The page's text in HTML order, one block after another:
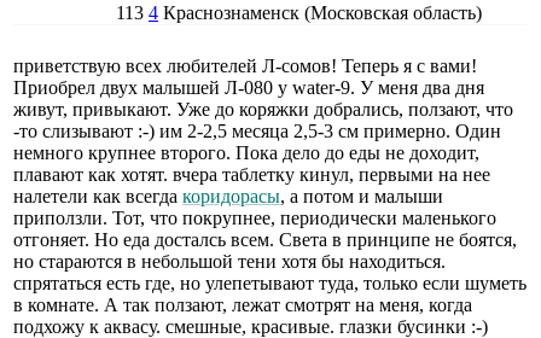
113 4 Краснознаменск (Московская область)
приветствую всех любителей Л-сомов! Теперь я с вами!
Приобрел двух малышей Л-080 у water-9. У меня два дня
живут, привыкают. Уже до коряжки добрались, ползают, что
-то слизывают :-) им 2-2,5 месяца 2,5-3 см примерно. Один
немного крупнее второго. Пока дело до еды не доходит,
плавают как хотят. вчера таблетку кинул, первыми на нее
налетели как всегда коридорасы, а потом и малыши
приползли. Тот, что покрупнее, периодически маленького
отгоняет. Но еда досталсь всем. Света в принципе не боятся,
но стараются в небольшой тени хотя бы находиться.
спрятаться есть где, но улепетывают туда, только если шуметь
в комнате. А так ползают, лежат смотрят на меня, когда
подхожу к аквасу. смешные, красивые. глазки бусинки :-)